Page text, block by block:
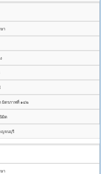
า
มิตรภาพที่ ๑๔๒
มิต
ญจนบุรี
า